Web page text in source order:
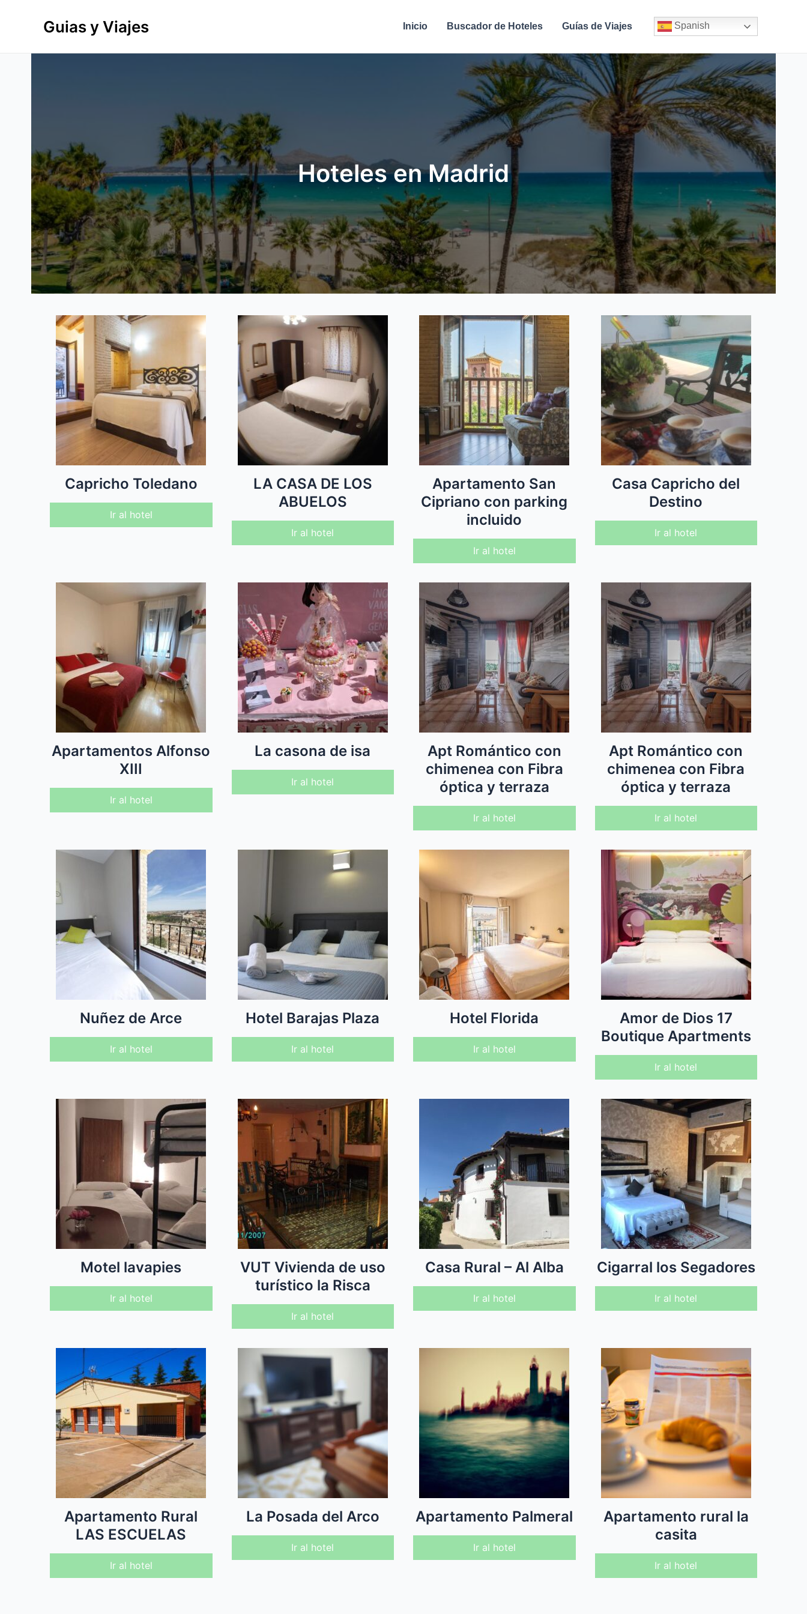
Guias y Viajes Inicio Buscador de Hoteles Guías de Viajes Spanish
Hoteles en Madrid
Capricho Toledano
Ir al hotel
LA CASA DE LOS
ABUELOS
Ir al hotel
Apartamento San
Cipriano con parking
incluido
Ir al hotel
Casa Capricho del
Destino
Ir al hotel
Apartamentos Alfonso
XIII
Ir al hotel
La casona de isa
Ir al hotel
Apt Romántico con
chimenea con Fibra
óptica y terraza
Ir al hotel
Apt Romántico con
chimenea con Fibra
óptica y terraza
Ir al hotel
Nuñez de Arce
Ir al hotel
Hotel Barajas Plaza
Ir al hotel
Hotel Florida
Ir al hotel
Amor de Dios 17
Boutique Apartments
Ir al hotel
Motel lavapies
Ir al hotel
VUT Vivienda de uso
turístico la Risca
Ir al hotel
Casa Rural – Al Alba
Ir al hotel
Cigarral los Segadores
Ir al hotel
Apartamento Rural
LAS ESCUELAS
Ir al hotel
La Posada del Arco
Ir al hotel
Apartamento Palmeral
Ir al hotel
Apartamento rural la
casita
Ir al hotel